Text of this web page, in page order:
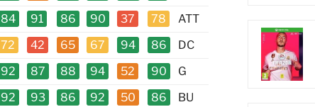
84 91 86 90 37 78
ATT
72 42 65 67 94 86
DC
92 87 88 94 52 90
G
92 93 86 92 50 86
BU